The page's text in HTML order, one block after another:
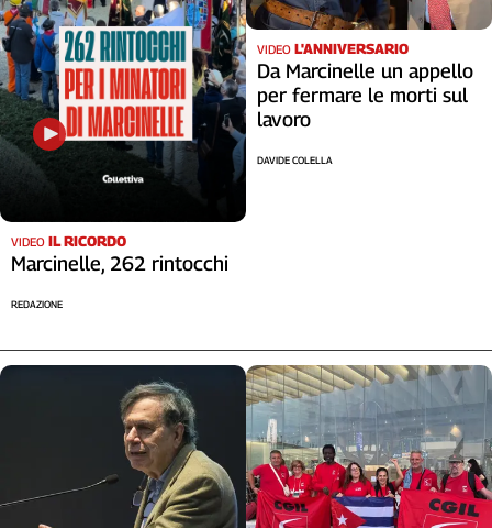
VIDEO IL RICORDO
Marcinelle, 262 rintocchi
REDAZIONE
VIDEO L'ANNIVERSARIO
Da Marcinelle un appello
per fermare le morti sul
lavoro
DAVIDE COLELLA